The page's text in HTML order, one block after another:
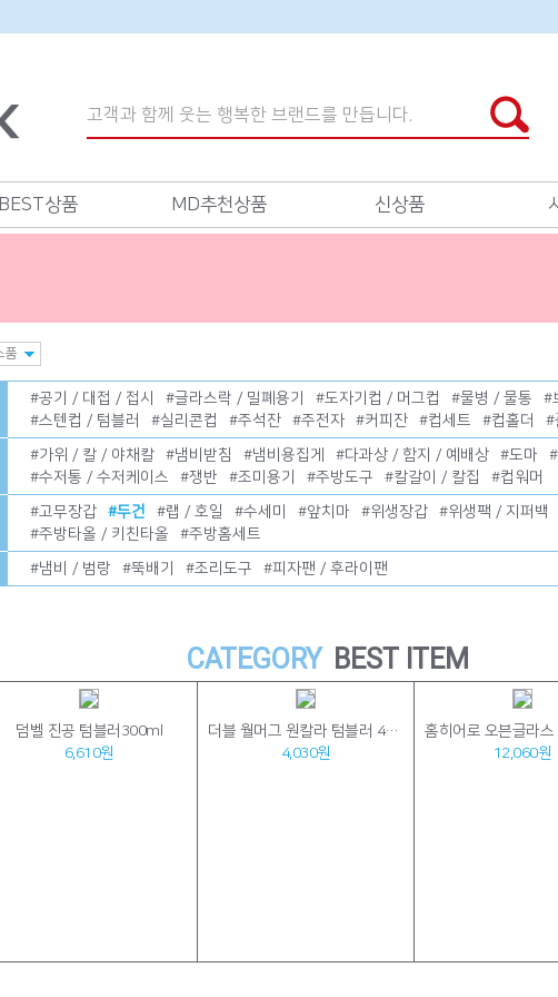
BEST상품 MD추천상품 신상품
#공기 / 대접 / 접시 #글라스락 / 밀폐용기 #도자기컵 / 머그컵 #물병 / 물통 #
#스텐컵 / 텀블러 #실리콘컵 #주석잔 #주전자 #커피잔 #컵세트 #컵홀더 #
#가위 / 칼 / 야채칼 #냄비받침 #냄비용집게 #다과상 / 함지 / 예배상 #도마 #
#수저통 / 수저케이스 #쟁반 #조미용기 #주방도구 #칼갈이 / 칼집 #컵워머
#고무장갑 #두건 #랩 / 호일 #수세미 #앞치마 #위생장갑 #위생팩 / 지퍼백
#주방타올 / 키친타올 #주방홈세트
#냄비 / 범랑 #뚝배기 #조리도구 #피자팬 / 후라이팬
CATEGORY BEST ITEM
덤벨 진공 텀블러300ml
6,610원
더블 월머그 원칼라 텀블러 450ml
4,030원
12,060원